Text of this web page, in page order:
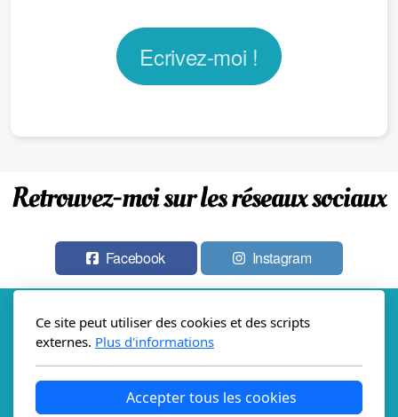
Ecrivez-moi !
Retrouvez-moi sur les réseaux sociaux
Facebook Instagram
Ce site peut utiliser des cookies et des scripts
externes. Plus d'informations
Accepter tous les cookies